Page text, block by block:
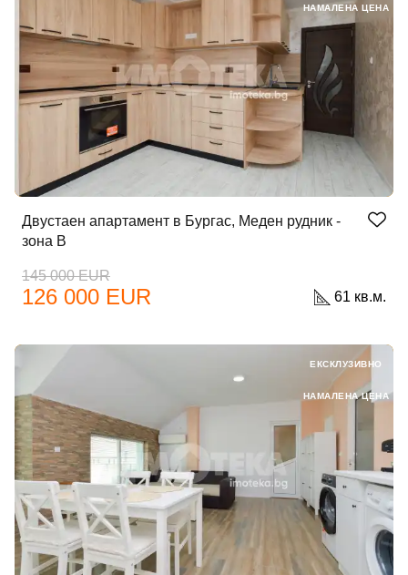
Забравена парола?
Вход
или използвай профил
Двустаен апартамент в Бургас, Меден рудник -
зона В
145 000 EUR
126 000 EUR 61 кв.м.
НАМАЛЕНА ЦЕНА
ЕКСКЛУЗИВНО
НАМАЛЕНА ЦЕНА